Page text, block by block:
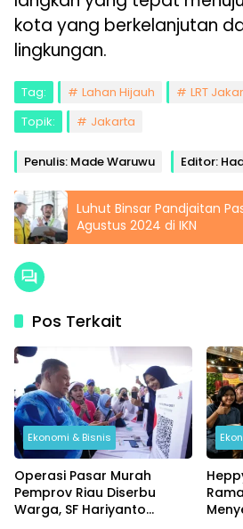
kota yang berkelanjutan
lingkungan.
Tag: Lahan Hijauh
LRT
Topik:
Jakarta
Penulis: Made Waruwu Editor:
Luhut Binsar Pandjaitan
Agustus 2024 di IKN
Pos Terkait
Ekonomi & Bisnis
Operasi Pasar Murah
Pemprov Riau Diserbu
Warga, SF Hariyanto